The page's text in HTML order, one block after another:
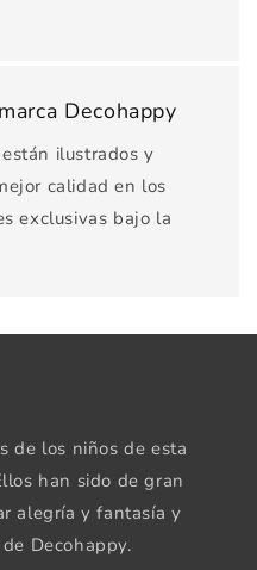
Decohappy
ilustrados y
calidad en los
exclusivas bajo la
de los niños de esta
han sido de gran
alegría y fantasía y
Decohappy.